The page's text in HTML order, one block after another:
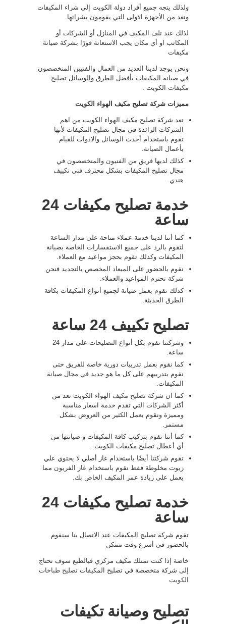
ولذلك يتجه جميع أفراد دولة الكويت إلى شراء المكيفات
وتعد من الأجهزة الاولى التي يقومون بشرائها.
لذلك عند تلف المكيف في المنازل أو الشركات أو
المكاتب او أي مكان يجب الاستعانة فورًا بشركة صيانة
مكيفات
ونحن يوجد لدينا العديد من العمال والفنيين المتخصصون
في صيانة المكيفات بأفضل الطرق والوسائل تصليح
مكيفات الكويت .
مميزات شركة تصليح مكيف الهواء الكويت
تعد شركة تصليح مكيف الهواء الكويت من اهم
الشركات الرائدة في مجال تصليح المكيفات لأنها
تقوم باستخدام أحدث الوسائل والادوات للقيام
بأعمال الصيانة.
كذلك لديها فريق من الفنيون والمتخصصون في
مجال تصليح المكيفات بشكل محترف فني تكييف
هندي
خدمة تصليح مكيفات 24
ساعة
كما أننا لدينا خدمة عملاء متاحة على مدار الساعة
لتقوم بالرد على جميع الاستفسارات الخاصة بصيانة
المكيفات وكذلك تقوم بحجز مواعيد مع العملاء.
نقوم بالحضور على الميعاد المخصص بالتحديد فنحن
شركة تحترم المواعيد والعملاء.
كذلك نقوم بعمل صيانة لجميع أنواع المكيفات بكافة
الطرق الحديثة.
تصليح تكييف 24 ساعة
وشركتنا تقوم بكل أنواع التصليحات على مدار 24
ساعة.
كما نقوم بعمل تدريبات دورية خاصة للفريق حتى
نقوم بتدريبهم على كل ما هو جديد في مجال صيانة
المكيفات.
كما ان شركة تصليح مكيف الهواء الكويت تعد من
أكثر الشركات التي تقدم خدمة اسعار مناسبة
ومميزة ونقوم بعمل الكثير من العروض بشكل
مستمر.
كما أننا نقوم بتركيب كافة المكيفات و صيانتها من
أي أعطال تصليح مكيفات الكويت .
تقوم شركتنا أيضًا باستخدام غاز أصلي لا يحتوي علي
زيوت مخلوطة فقط نقوم باستخدام غاز الفريون مما
يعمل على زيادة عمر المكيف الخاص بك.
خدمة تصليح مكيفات 24
ساعة
تقوم شركة تصليح المكيفات عند الاتصال بنا سنقوم
بالحضور في أسرع وقت ممكن
خاصة إذا كنت تمتلك مكيف مركزي فبالطبع سوف تحتاج
إلى شركة متخصصة في تصليح المكيفات تصليح طباخات
الكويت
تصليح وصيانة تكيفات